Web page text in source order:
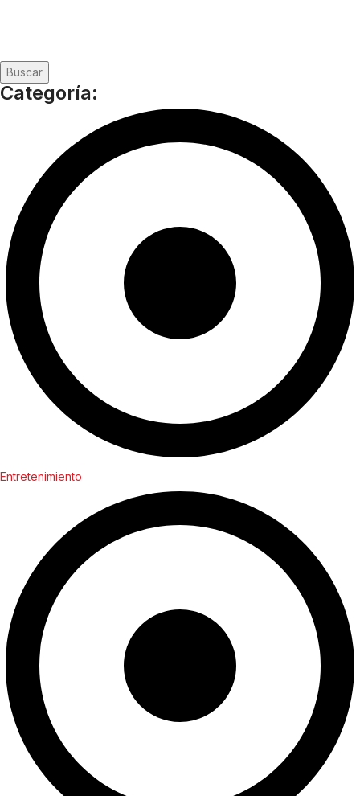
Buscar
Categoría:
Entretenimiento